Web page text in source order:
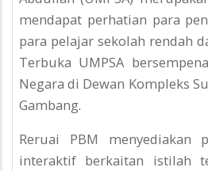
mendapat perhatian para
para pelajar sekolah rendah
Terbuka UMPSA
Negara di Dewan Kompleks
Gambang.
Reruai PBM menyediakan
interaktif berkaitan istilah